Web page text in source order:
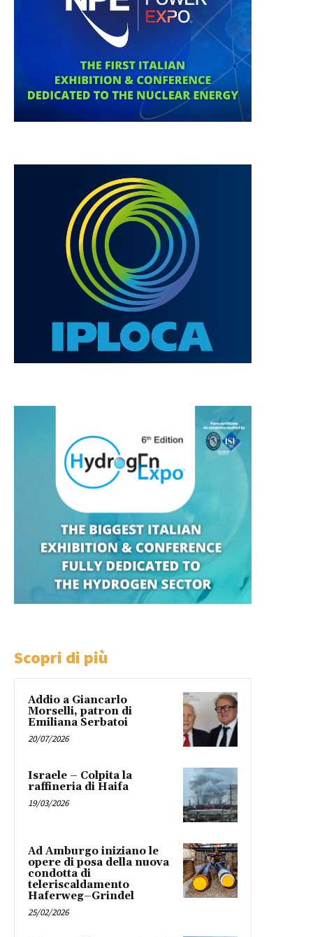
Scopri di più
Addio a Giancarlo
Morselli, patron di
Emiliana Serbatoi
20/07/2026
Israele – Colpita la
raffineria di Haifa
19/03/2026
Ad Amburgo iniziano le
opere di posa della nuova
condotta di
teleriscaldamento
Haferweg–Grindel
25/02/2026